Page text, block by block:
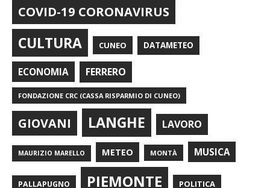
COVID-19 CORONAVIRUS
CULTURA CUNEO DATAMETEO
ECONOMIA FERRERO
FONDAZIONE CRC (CASSA RISPARMIO DI CUNEO)
GIOVANI LANGHE LAVORO
MAURIZIO MARELLO METEO MONTÀ MUSICA
PALLAPUGNO PIEMONTE POLITICA